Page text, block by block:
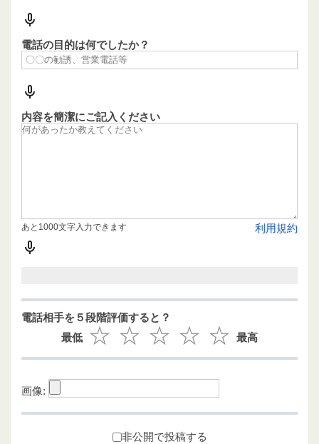
電話の目的は何でしたか？
内容を簡潔にご記入ください
利用規約
あと1000文字入力できます
電話相手を５段階評価すると？
最低
最高
画像:
非公開で投稿する